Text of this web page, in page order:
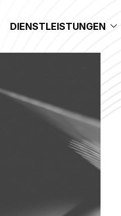
DIENSTLEISTUNGEN